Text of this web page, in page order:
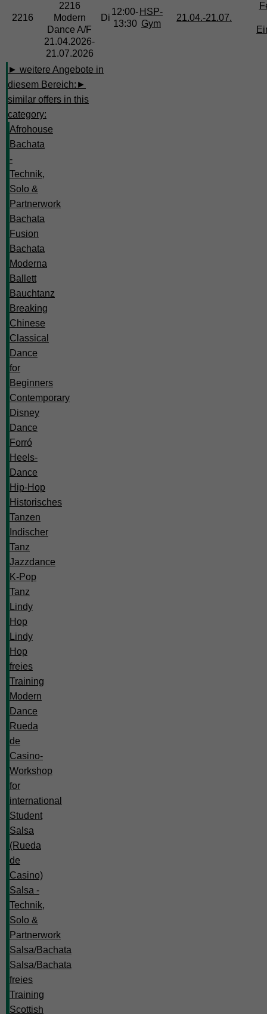
2216
2216
Modern
Dance A/F
21.04.2026-
21.07.2026
Di
12:00-
13:30
HSP-
Gym
21.04.-21.07.
► weitere Angebote in
diesem Bereich: ►
similar offers in this
category:
Afrohouse
Bachata
-
Technik,
Solo &
Partnerwork
Bachata
Fusion
Bachata
Moderna
Ballett
Bauchtanz
Breaking
Chinese
Classical
Dance
for
Beginners
Contemporary
Disney
Dance
Forró
Heels-
Dance
Hip-Hop
Historisches
Tanzen
Indischer
Tanz
Jazzdance
K-Pop
Tanz
Lindy
Hop
Lindy
Hop
freies
Training
Modern
Dance
Rueda
de
Casino-
Workshop
for
international
Student
Salsa
(Rueda
de
Casino)
Salsa -
Technik,
Solo &
Partnerwork
Salsa/Bachata
Salsa/Bachata
freies
Training
Scottish